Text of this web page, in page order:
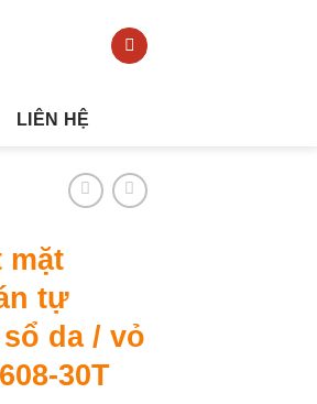
LIÊN HỆ
mặt
tự
da / vỏ
30T